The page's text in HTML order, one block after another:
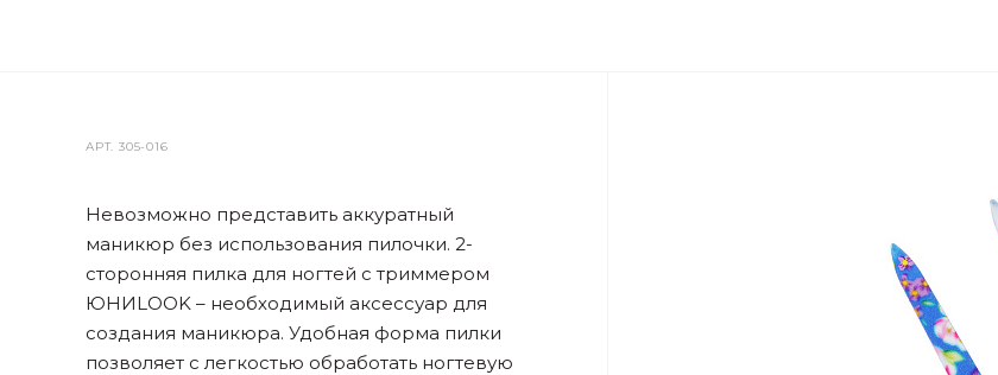
АРТ.305-016
Невозможно представить аккуратный
маникюр без использования пилочки. 2-
сторонняя пилка для ногтей с триммером
ЮНИLOOK – необходимый аксессуар для
создания маникюра. Удобная форма пилки
позволяет с легкостью обработать ногтевую